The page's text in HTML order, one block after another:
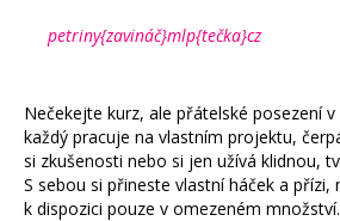
petriny{zavináč}mlp{tečka}cz
Nečekejte kurz, ale přátelské posezení v
každý pracuje na vlastním projektu,
si zkušenosti nebo si jen užívá klidnou,
S sebou si přineste vlastní háček a přízi,
k dispozici pouze v omezeném množství.